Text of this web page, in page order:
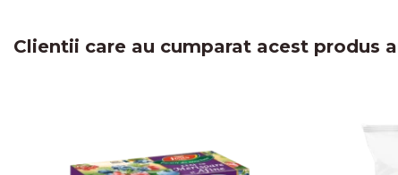
Clientii care au cumparat acest produs